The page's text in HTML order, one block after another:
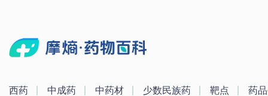
西药 中成药 中药材 少数民族药 靶点 药